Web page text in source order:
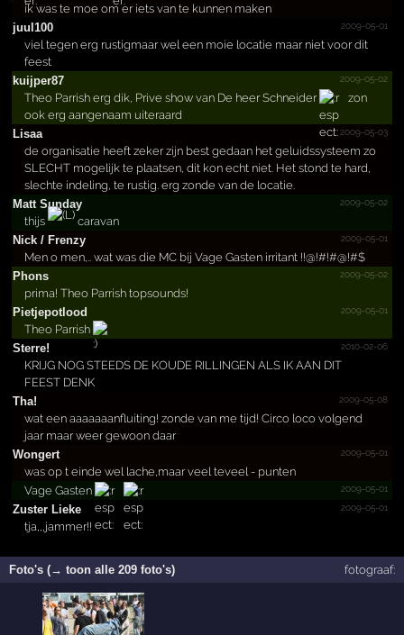
ik was te moe om er iets van te kunnen maken
juul100
2009-05-01
viel tegen erg rustigmaar wel een moie locatie maar niet voor dit
feest
kuijper87
2009-05-02
Theo Parrish erg dik, Prive show van De heer Schneider
zon
ook erg aangenaam uiteraard
Lisaa
2009-05-03
de organisatie heeft zeker zijn best gedaan het geluidssysteem zo
SLECHT mogelijk te plaatsen, dit kon echt niet. Het stond te hard,
slechte indeling, te rustig. erg zonde van de locatie.
Matt Sunday
2009-05-02
thijs
caravan
Nick /­ Frenzy
2009-05-01
Men o men,.. wat was die MC bij Vage Gasten irritant !!@!#!#@!#$
Phons
2009-05-02
prima! Theo Parrish topsounds!
Pietje­potloo­d
2009-05-01
Theo Parrish
Sterre!
2010-02-06
KRIJG NOG STEEDS DE KOUDE RILLINGEN ALS IK AAN DIT
FEEST DENK
Tha!
2009-05-08
wat een aaaaaaanfluiting! zonde van me tijd! Circo loco volgend
jaar maar weer gewoon daar
Wongert
2009-05-01
was op t einde wel lache,maar veel teveel - punten
2009-05-01
Vage Gasten
Zuster Lieke
2009-05-01
tja,,,jammer!!
Foto's (→ toon alle 209 foto's) fotograaf: